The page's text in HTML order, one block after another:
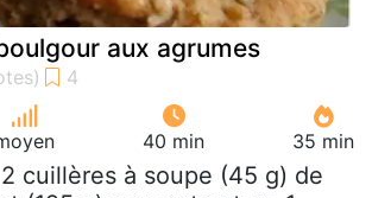
aux agrumes
40 min 35 min
cuillères à soupe (45 g) de